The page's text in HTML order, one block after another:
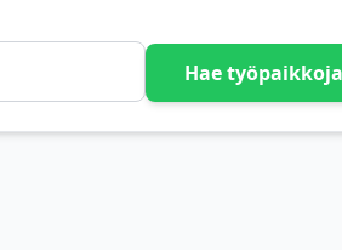
Hae työpaikkoja